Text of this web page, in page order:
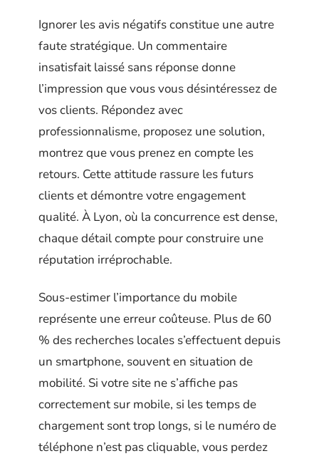
Ignorer les avis négatifs constitue une autre
faute stratégique. Un commentaire
insatisfait laissé sans réponse donne
l’impression que vous vous désintéressez de
vos clients. Répondez avec
professionnalisme, proposez une solution,
montrez que vous prenez en compte les
retours. Cette attitude rassure les futurs
clients et démontre votre engagement
qualité. À Lyon, où la concurrence est dense,
chaque détail compte pour construire une
réputation irréprochable.
Sous-estimer l’importance du mobile
représente une erreur coûteuse. Plus de 60
% des recherches locales s’effectuent depuis
un smartphone, souvent en situation de
mobilité. Si votre site ne s’affiche pas
correctement sur mobile, si les temps de
chargement sont trop longs, si le numéro de
téléphone n’est pas cliquable, vous perdez